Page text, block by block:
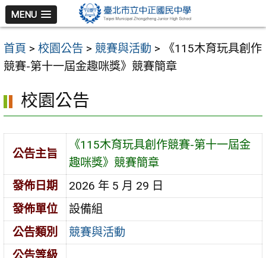
跳
至
主
要
容
區
MENU
首頁 > 校園公告 > 競賽與活動 >
《115木育玩具創作
競賽-第十一屆金趣咪獎》競賽簡章
校園公告
公告主旨
《115木育玩具創作競賽-第十一屆金
趣咪獎》競賽簡章
發佈日期
2026 年 5 月 29 日
發佈單位
設備組
公告類別
競賽與活動